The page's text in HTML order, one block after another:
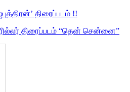
திரைப்படம் !!
திரில்லர் திரைப்படம் “தென் சென்னை”